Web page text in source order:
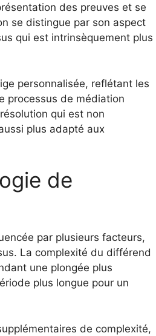
des preuves et se
se distingue par son aspect
qui est intrinsèquement plus
personnalisée, reflétant les
processus de médiation
qui est non
plus adapté aux
de
par plusieurs facteurs,
La complexité du différend
une plongée plus
plus longue pour un
de complexité,